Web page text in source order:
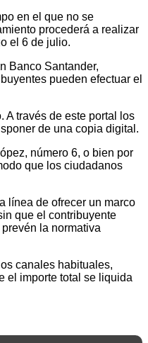
en el que no se
procederá a realizar
el 6 de julio.
Banco Santander,
pueden efectuar el
A través de este portal los
de una copia digital.
número 6, o bien por
que los ciudadanos
línea de ofrecer un marco
que el contribuyente
la normativa
canales habituales,
el importe total se liquida